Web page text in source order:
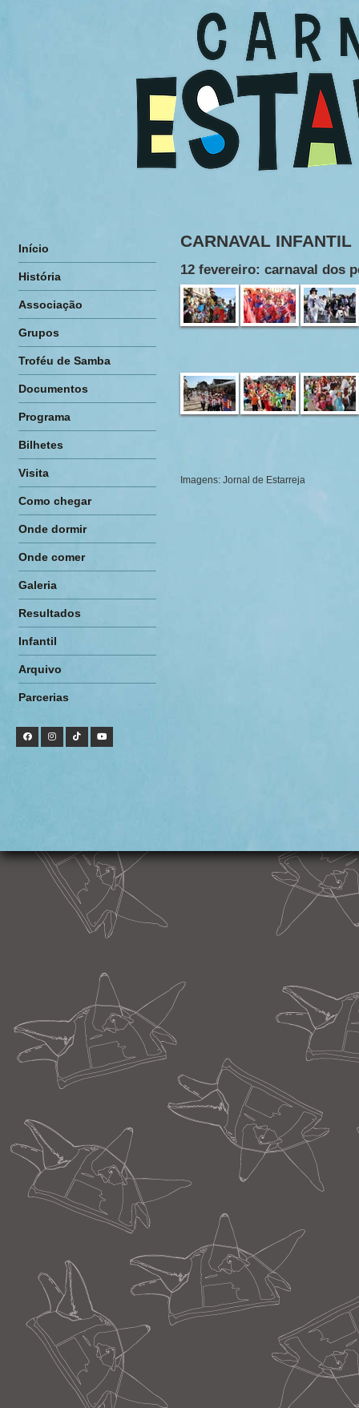
Início
História
Associação
Grupos
Troféu de Samba
Documentos
Programa
Bilhetes
Visita
Como chegar
Onde dormir
Onde comer
Galeria
Resultados
Infantil
Arquivo
Parcerias
CARNAVAL INFANTIL
12 fevereiro: carnaval dos
Imagens: Jornal de Estarreja